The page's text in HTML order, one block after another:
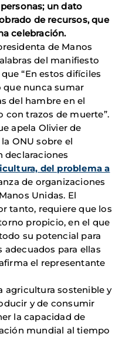
un dato
de recursos, que
celebración.
de Manos
del manifiesto
“En estos difíciles
que nunca sumar
del hambre en el
con trazos de muerte”.
apela Olivier de
ONU sobre el
declaraciones
del problema a
de organizaciones
Unidas. El
tanto, requiere que los
propicio, en el que
su potencial para
para ellas
el representante
agricultura sostenible y
y de consumir
la capacidad de
mundial al tiempo